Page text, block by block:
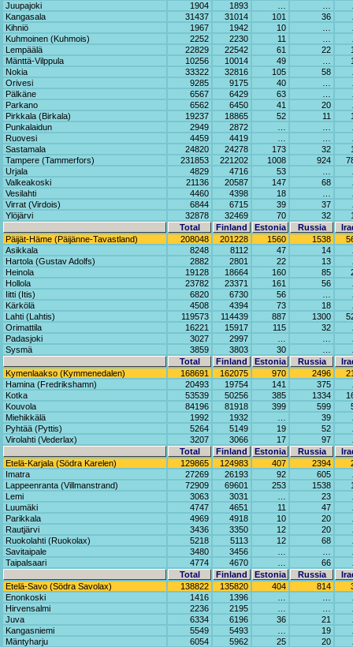
Juupajoki
1904 1893
Kangasala
31437 31014 101 36
Kihniö
1967 1942 10
Kuhmoinen (Kuhmois)
2252 2230 11
Lempäälä
22829 22542 61 22
Mänttä-Vilppula
10256 10014 49
Nokia
33322 32816 105 58
Orivesi
9285 9175 40
Pälkäne
6567 6429 63
Parkano
6562 6450 41 20
Pirkkala (Birkala)
19237 18865 52 11
Punkalaidun
2949 2872
Ruovesi
4459 4419
Sastamala
24820 24278 173 32
Tampere (Tammerfors)
231853 221202 1008 924
Urjala
4829 4716 53
Valkeakoski
21136 20587 147 68
Vesilahti
4460 4398 18
Virrat (Virdois)
6844 6715 39 37
Ylöjärvi
32878 32469 70 32
Total
Finland Estonia Russia
Päijät-Häme (Päijänne-Tavastland)
208048 201228 1560 1538
Asikkala
8248 8112 47 14
Hartola (Gustav Adolfs)
2882 2801 22 13
Heinola
19128 18664 160 85
Hollola
23782 23371 161 56
Iitti (Itis)
6820 6730 56
Kärkölä
4508 4394 73 18
Lahti (Lahtis)
119573 114439 887 1300
Orimattila
16221 15917 115 32
Padasjoki
3027 2997
Sysmä
3859 3803 30
Total
Finland Estonia Russia
Kymenlaakso (Kymmenedalen)
168691 162075 970 2496
Hamina (Fredrikshamn)
20493 19754 141 375
Kotka
53539 50256 385 1334
Kouvola
84196 81918 399 599
Miehikkälä
1992 1932 39
Pyhtää (Pyttis)
5264 5149 19 52
Virolahti (Vederlax)
3207 3066 17 97
Total
Finland Estonia Russia
Etelä-Karjala (Södra Karelen)
129865 124983 407 2394
Imatra
27269 26193 92 605
Lappeenranta (Villmanstrand)
72909 69601 253 1538
Lemi
3063 3031 23
Luumäki
4747 4651 11 47
Parikkala
4969 4918 10 20
Rautjärvi
3436 3350 12 20
Ruokolahti (Ruokolax)
5218 5113 12 68
Savitaipale
3480 3456
Taipalsaari
4774 4670 66
Total
Finland Estonia Russia
Etelä-Savo (Södra Savolax)
138822 135820 404 814
Enonkoski
1416 1396
Hirvensalmi
2236 2195
Juva
6334 6196 36 21
Kangasniemi
5549 5493 19
Mäntyharju
6054 5962 25 20